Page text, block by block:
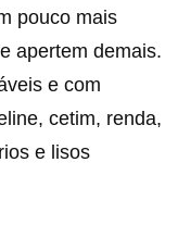
pouco mais
apertem demais.
e com
cetim, renda,
e lisos